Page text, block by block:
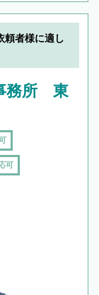
頼者様に適し
務所 東
可